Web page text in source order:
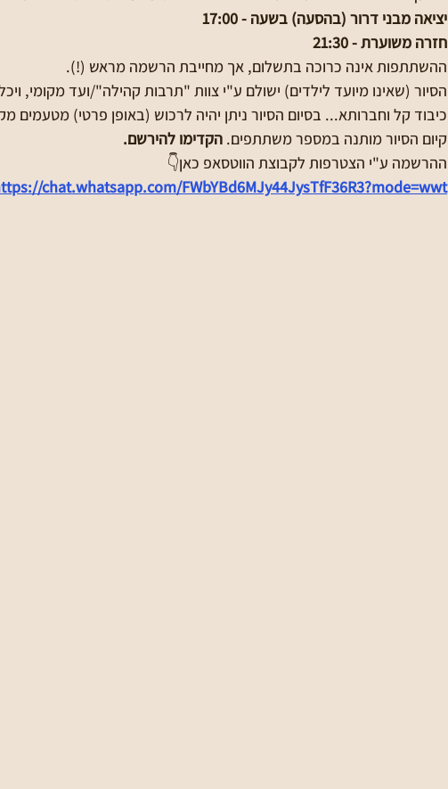
יציאה מבני דרור (בהסעה) בשעה - 17:00
חזרה משוערת - 21:30
ההשתתפות אינה כרוכה בתשלום, אך מחייבת הרשמה מראש (!).
הסיור (שאינו מיועד לילדים) ישולם ע"י צוות "תרבות קהילה"/ועד מקומי,
כיבוד קל וחברותא... בסיום הסיור ניתן יהיה לרכוש (באופן פרטי) מטעמים
קיום הסיור מותנה במספר משתתפים. הקדימו להירשם.
ההרשמה ע"י הצטרפות לקבוצת הווטסאפ כאן👇
chat.whatsapp.com/FWbYBd6MJy44JysTfF36R3?mode=wwt